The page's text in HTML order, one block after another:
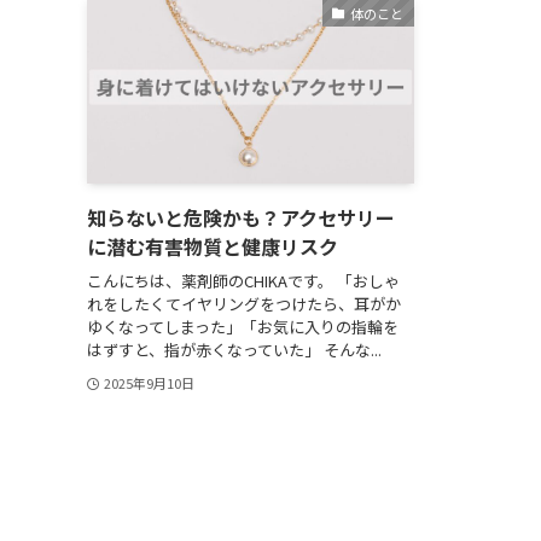
体のこと
知らないと危険かも？アクセサリー
に潜む有害物質と健康リスク
こんにちは、薬剤師のCHIKAです。 「おしゃ
れをしたくてイヤリングをつけたら、耳がか
ゆくなってしまった」「お気に入りの指輪を
はずすと、指が赤くなっていた」 そんな...
2025年9月10日